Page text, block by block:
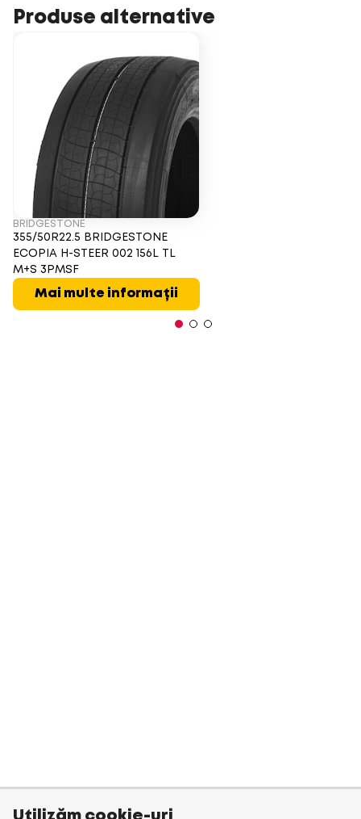
Produse alternative
BRIDGESTONE
355/50R22.5 BRIDGESTONE
ECOPIA H-STEER 002 156L TL
M+S 3PMSF
Mai multe informații